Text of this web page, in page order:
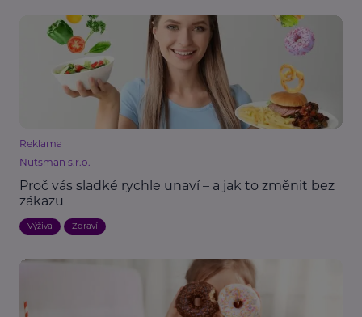
Reklama
Nutsman s.r.o.
Proč vás sladké rychle unaví – a jak to změnit bez
zákazu
Výživa Zdraví